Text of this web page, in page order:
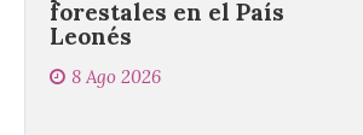
8 Ago 2026